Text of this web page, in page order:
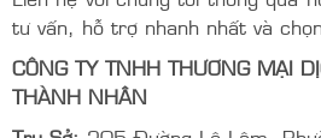
Với mong muốn mang đến
chất lượng cao, Phúc Thành
và phục vụ khách hàng để giúp
sự kiện thành công nhất.